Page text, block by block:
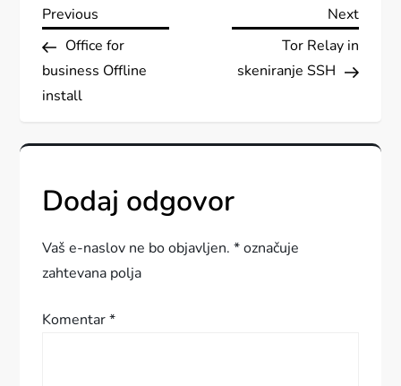
N
a
v
i
g
a
c
i
Previous
Post
Previous
Office for
business Offline
install
Next
Next
Tor Relay in
skeniranje SSH
Dodaj odgovor
Vaš e-naslov ne bo objavljen. *označuje
zahtevana polja
Komentar*